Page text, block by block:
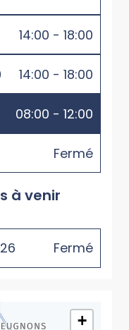
14:00 - 18:00
14:00 - 18:00
08:00 - 12:00
Fermé
à venir
Fermé
+